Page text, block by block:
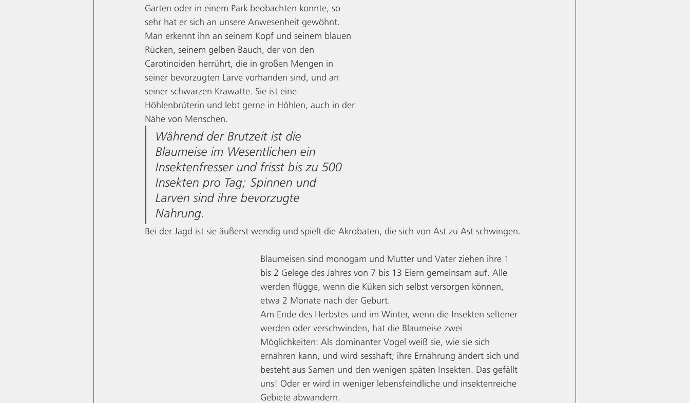
Garten oder in einem Park beobachten konnte, so
sehr hat er sich an unsere Anwesenheit gewöhnt.
Man erkennt ihn an seinem Kopf und seinem blauen
Rücken, seinem gelben Bauch, der von den
Carotinoiden herrührt, die in großen Mengen in
seiner bevorzugten Larve vorhanden sind, und an
seiner schwarzen Krawatte. Sie ist eine
Höhlenbrüterin und lebt gerne in Höhlen, auch in der
Nähe von Menschen.
Während der Brutzeit ist die
Blaumeise im Wesentlichen ein
Insektenfresser und frisst bis zu 500
Insekten pro Tag; Spinnen und
Larven sind ihre bevorzugte
Nahrung.
Bei der Jagd ist sie äußerst wendig und spielt die Akrobaten, die sich von Ast zu Ast schwingen.
Blaumeisen sind monogam und Mutter und Vater ziehen ihre 1
bis 2 Gelege des Jahres von 7 bis 13 Eiern gemeinsam auf. Alle
werden flügge, wenn die Küken sich selbst versorgen können,
etwa 2 Monate nach der Geburt.
Am Ende des Herbstes und im Winter, wenn die Insekten seltener
werden oder verschwinden, hat die Blaumeise zwei
Möglichkeiten: Als dominanter Vogel weiß sie, wie sie sich
ernähren kann, und wird sesshaft; ihre Ernährung ändert sich und
besteht aus Samen und den wenigen späten Insekten. Das gefällt
uns! Oder er wird in weniger lebensfeindliche und insektenreiche
Gebiete abwandern.